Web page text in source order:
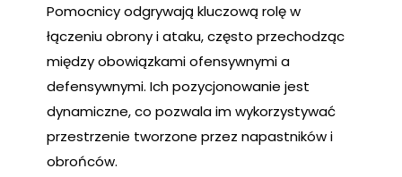
Pomocnicy odgrywają kluczową rolę w
łączeniu obrony i ataku, często przechodząc
między obowiązkami ofensywnymi a
defensywnymi. Ich pozycjonowanie jest
dynamiczne, co pozwala im wykorzystywać
przestrzenie tworzone przez napastników i
obrońców.